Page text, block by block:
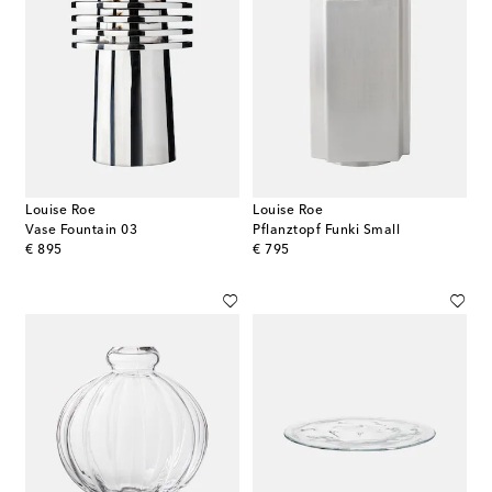
Louise Roe
Vase Fountain 03
€ 895
original price
Louise Roe
Pflanztopf Funki Small
€ 795
original price